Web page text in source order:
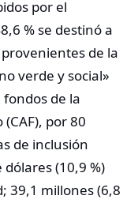
por el
% se destinó a
de la
verde y social»
de la
por 80
de inclusión
(10,9 %)
39,1 millones (6,8